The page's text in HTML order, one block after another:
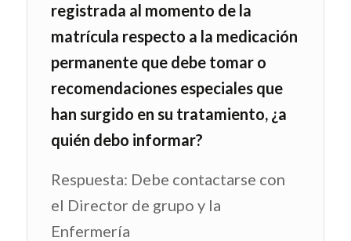
registrada al momento de la
matrícula respecto a la medicación
permanente que debe tomar o
recomendaciones especiales que
han surgido en su tratamiento, ¿a
quién debo informar?
Respuesta: Debe contactarse con
el Director de grupo y la
Enfermería